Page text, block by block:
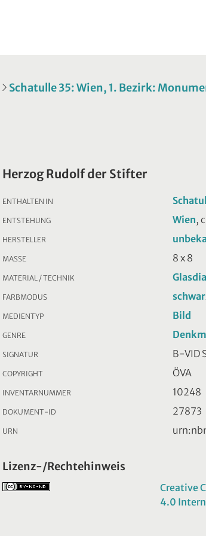
Schatulle 35: Wien, 1. Bezirk:
Herzog Rudolf der Stifter
ENTHALTEN IN
ENTSTEHUNG Wien,
HERSTELLER
MASSE 8 x 8
MATERIAL / TECHNIK
FARBMODUS
MEDIENTYP Bild
GENRE
SIGNATUR B-VID
COPYRIGHT ÖVA
INVENTARNUMMER 10248
DOKUMENT-ID 27873
URN
Lizenz-/Rechtehinweis
Creative
4.0